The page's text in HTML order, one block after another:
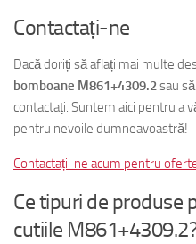
Contactați-ne
Dacă doriți să aflați mai multe
bomboane M861+4309.2sau
contactați. Suntem aici pentru a
pentru nevoile dumneavoastră!
Contactați-ne acum pentru
Ce tipuri de produse
cutiile